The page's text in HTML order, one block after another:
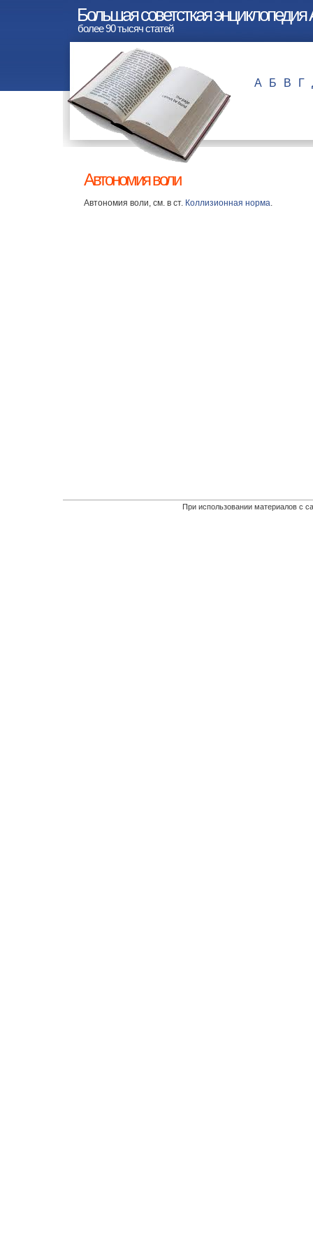
Большая советсткая
более 90 тысяч статей
А Б В Г
Автономия воли
Автономия воли, см. в ст. Коллизионная норма.
При использовании материалов с